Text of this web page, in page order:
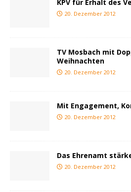
KPV für Erhalt des
20. Dezember 2012
TV Mosbach mit
Weihnachten
20. Dezember 2012
Mit Engagement,
20. Dezember 2012
Das Ehrenamt
20. Dezember 2012